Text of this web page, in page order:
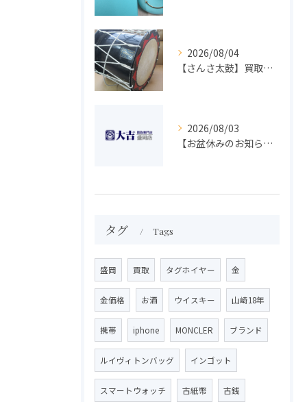
2026/08/04
【さんさ太鼓】買取 大吉盛岡店 楽器 買取します！！
2026/08/03
【お盆休みのお知らせ】買取専門 大吉 盛岡店
タグ Tags
盛岡 買取 タグホイヤー 金
金価格 お酒 ウイスキー 山崎18年
携帯 iphone MONCLER ブランド
ルイヴィトンバッグ インゴット
スマートウォッチ 古紙幣 古銭